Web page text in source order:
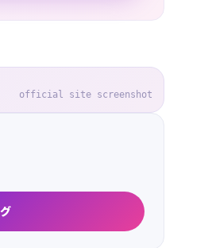
official site screenshot